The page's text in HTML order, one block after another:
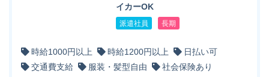
イカーOK
派遣社員 長期
時給1000円以上 時給1200円以上
日払い可
交通費支給
服装・髪型自由
社会保険あり